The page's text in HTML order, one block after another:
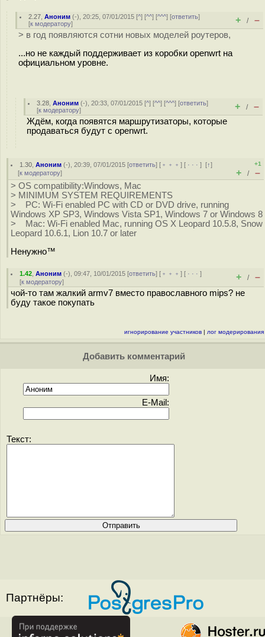
2.27 ,Аноним (-), 20:25, 07/01/2015 [^] [^^] [^^^] [ответить]
[к модератору] + / –
> в год появляются сотни новых моделей роутеров,
...но не каждый поддерживает из коробки openwrt на
официальном уровне.
3.28 ,Аноним (-), 20:33, 07/01/2015 [^] [^^] [^^^] [ответить]
[к модератору] + / –
Ждём, когда появятся маршрутизаторы, которые
продаваться будут с openwrt.
1.30 ,Аноним (-), 20:39, 07/01/2015 [ответить] [ ﹢﹢﹢] [ · · ·][↑]
[к модератору]
+1
+ / –
> OS compatibility:Windows, Mac
> MINIMUM SYSTEM REQUIREMENTS
> PC: Wi-Fi enabled PC with CD or DVD drive, running
Windows XP SP3, Windows Vista SP1, Windows 7 or Windows 8
> Mac: Wi-Fi enabled Mac, running OS X Leopard 10.5.8, Snow
Leopard 10.6.1, Lion 10.7 or later
Ненужно™
1.42 ,Аноним (-), 09:47, 10/01/2015 [ответить] [ ﹢﹢﹢] [ · · ·]
[к модератору] + / –
чой-то там жалкий armv7 вместо православного mips? не
буду такое покупать
игнорирование участников | лог модерирования
Добавить комментарий
Имя:
E-Mail:
Текст:
Партнёры: